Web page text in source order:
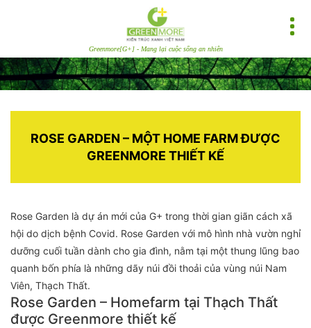
Greenmore[G+] - Mang lại cuộc sống an nhiên
ROSE GARDEN – MỘT HOME FARM ĐƯỢC
GREENMORE THIẾT KẾ
Rose Garden là dự án mới của G+ trong thời gian giãn cách xã
hội do dịch bệnh Covid. Rose Garden với mô hình nhà vườn nghỉ
dưỡng cuối tuần dành cho gia đình, nằm tại một thung lũng bao
quanh bốn phía là những dãy núi đồi thoải của vùng núi Nam
Viên, Thạch Thất.
Rose Garden – Homefarm tại Thạch Thất
được Greenmore thiết kế